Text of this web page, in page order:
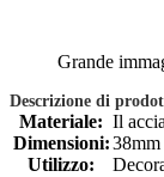
Grande
Descrizione di
Materiale: Il
Dimensioni:38mm
Utilizzo: